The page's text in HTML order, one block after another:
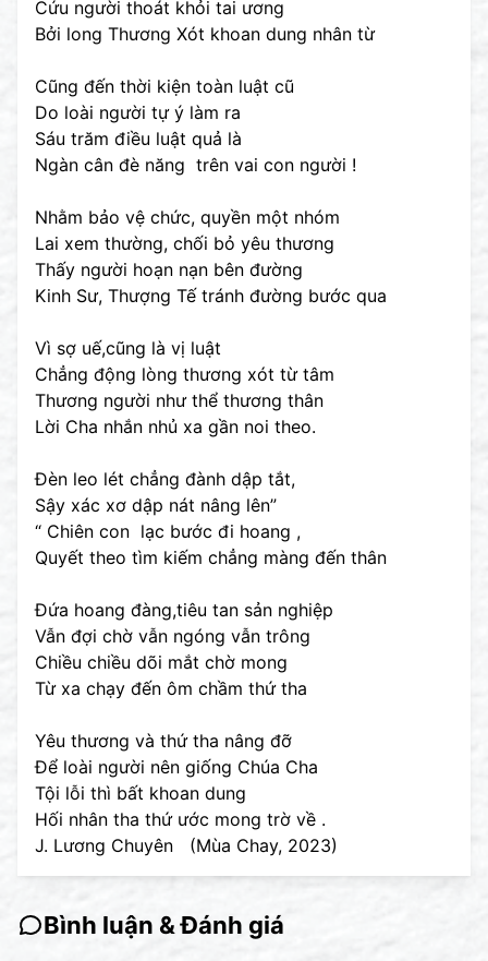
Cứu người thoát khỏi tai ương
Bởi long Thương Xót khoan dung nhân từ
Cũng đến thời kiện toàn luật cũ
Do loài người tự ý làm ra
Sáu trăm điều luật quả là
Ngàn cân đè năng trên vai con người !
Nhằm bảo vệ chức, quyền một nhóm
Lai xem thường, chối bỏ yêu thương
Thấy người hoạn nạn bên đường
Kinh Sư, Thượng Tế tránh đường bước qua
Vì sợ uế,cũng là vị luật
Chẳng động lòng thương xót từ tâm
Thương người như thể thương thân
Lời Cha nhắn nhủ xa gần noi theo.
Đèn leo lét chẳng đành dập tắt,
Sậy xác xơ dập nát nâng lên”
“ Chiên con lạc bước đi hoang ,
Quyết theo tìm kiếm chẳng màng đến thân
Đứa hoang đàng,tiêu tan sản nghiệp
Vẫn đợi chờ vẫn ngóng vẫn trông
Chiều chiều dõi mắt chờ mong
Từ xa chạy đến ôm chầm thứ tha
Yêu thương và thứ tha nâng đỡ
Để loài người nên giống Chúa Cha
Tội lỗi thì bất khoan dung
Hối nhân tha thứ ước mong trờ về .
J. Lương Chuyên (Mùa Chay, 2023)
Bình luận & Đánh giá